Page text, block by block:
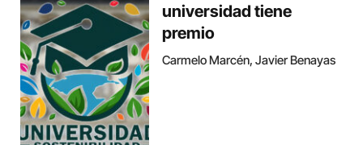
universidad tiene
premio
Carmelo Marcén, Javier Benayas